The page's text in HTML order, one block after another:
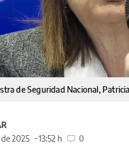
de Seguridad Nacional,
2025
13:52 h 0